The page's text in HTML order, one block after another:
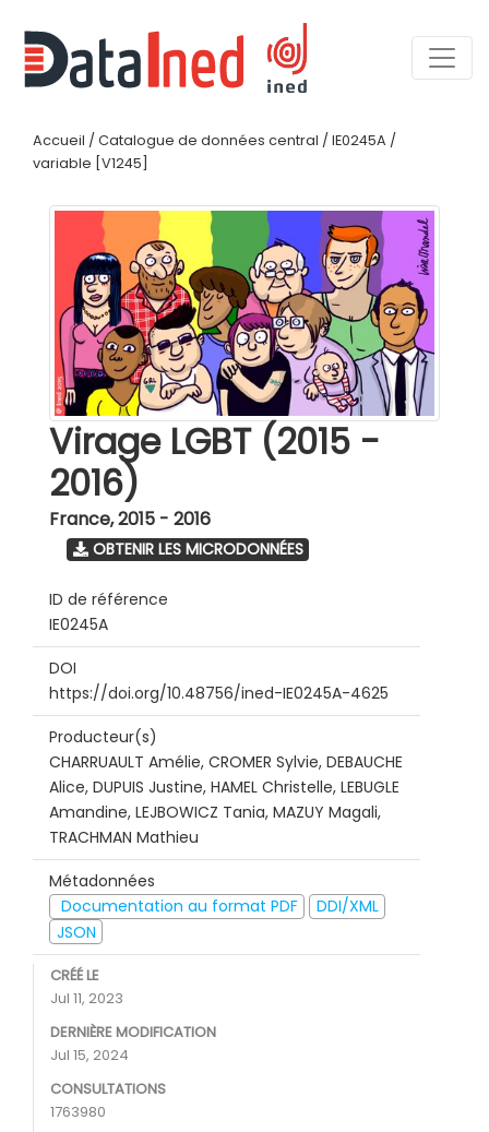
Accueil / Catalogue de données central / IE0245A /
variable [V1245]
Virage LGBT (2015 -
2016)
France,2015 - 2016
OBTENIR LES MICRODONNÉES
ID de référence
IE0245A
DOI
https://doi.org/10.48756/ined-IE0245A-4625
Producteur(s)
CHARRUAULT Amélie, CROMER Sylvie, DEBAUCHE
Alice, DUPUIS Justine, HAMEL Christelle, LEBUGLE
Amandine, LEJBOWICZ Tania, MAZUY Magali,
TRACHMAN Mathieu
Métadonnées
Documentation au format PDF
DDI/XML
JSON
CRÉÉ LE
Jul 11, 2023
DERNIÈRE MODIFICATION
Jul 15, 2024
CONSULTATIONS
1763980